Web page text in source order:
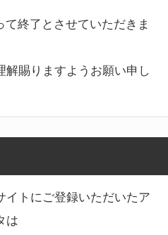
終了とさせていただきま
賜りますようお願い申し
イトにご登録いただいたア
は